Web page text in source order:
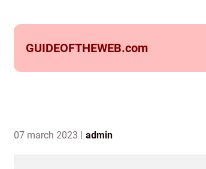
GUIDEOFTHEWEB.com
07 march 2023 admin